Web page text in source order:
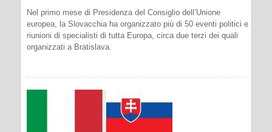
Nel primo mese di Presidenza del Consiglio dell’Unione
europea, la Slovacchia ha organizzato più di 50 eventi politici e
riunioni di specialisti di tutta Europa, circa due terzi dei quali
organizzati a Bratislava.